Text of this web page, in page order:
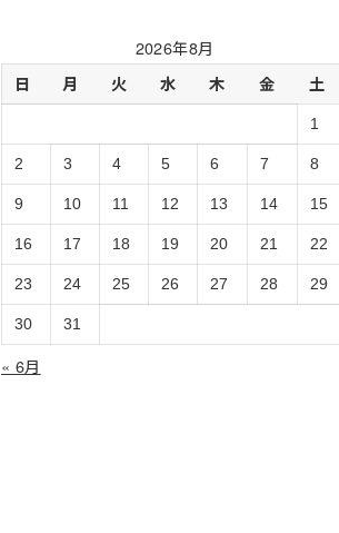
去
の
ア
ー
カ
イ
ブ
2026年8月
日 月 火 水 木 金 土
1
2 3 4 5 6 7 8
9 10 11 12 13 14 15
16 17 18 19 20 21 22
23 24 25 26 27 28 29
30 31
« 6月